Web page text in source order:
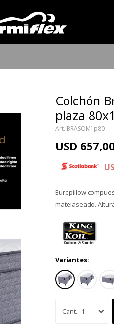
Colchón
plaza
BRASOM1p80
USD 657,00
Europillow
matelaseado.
Variantes:
1